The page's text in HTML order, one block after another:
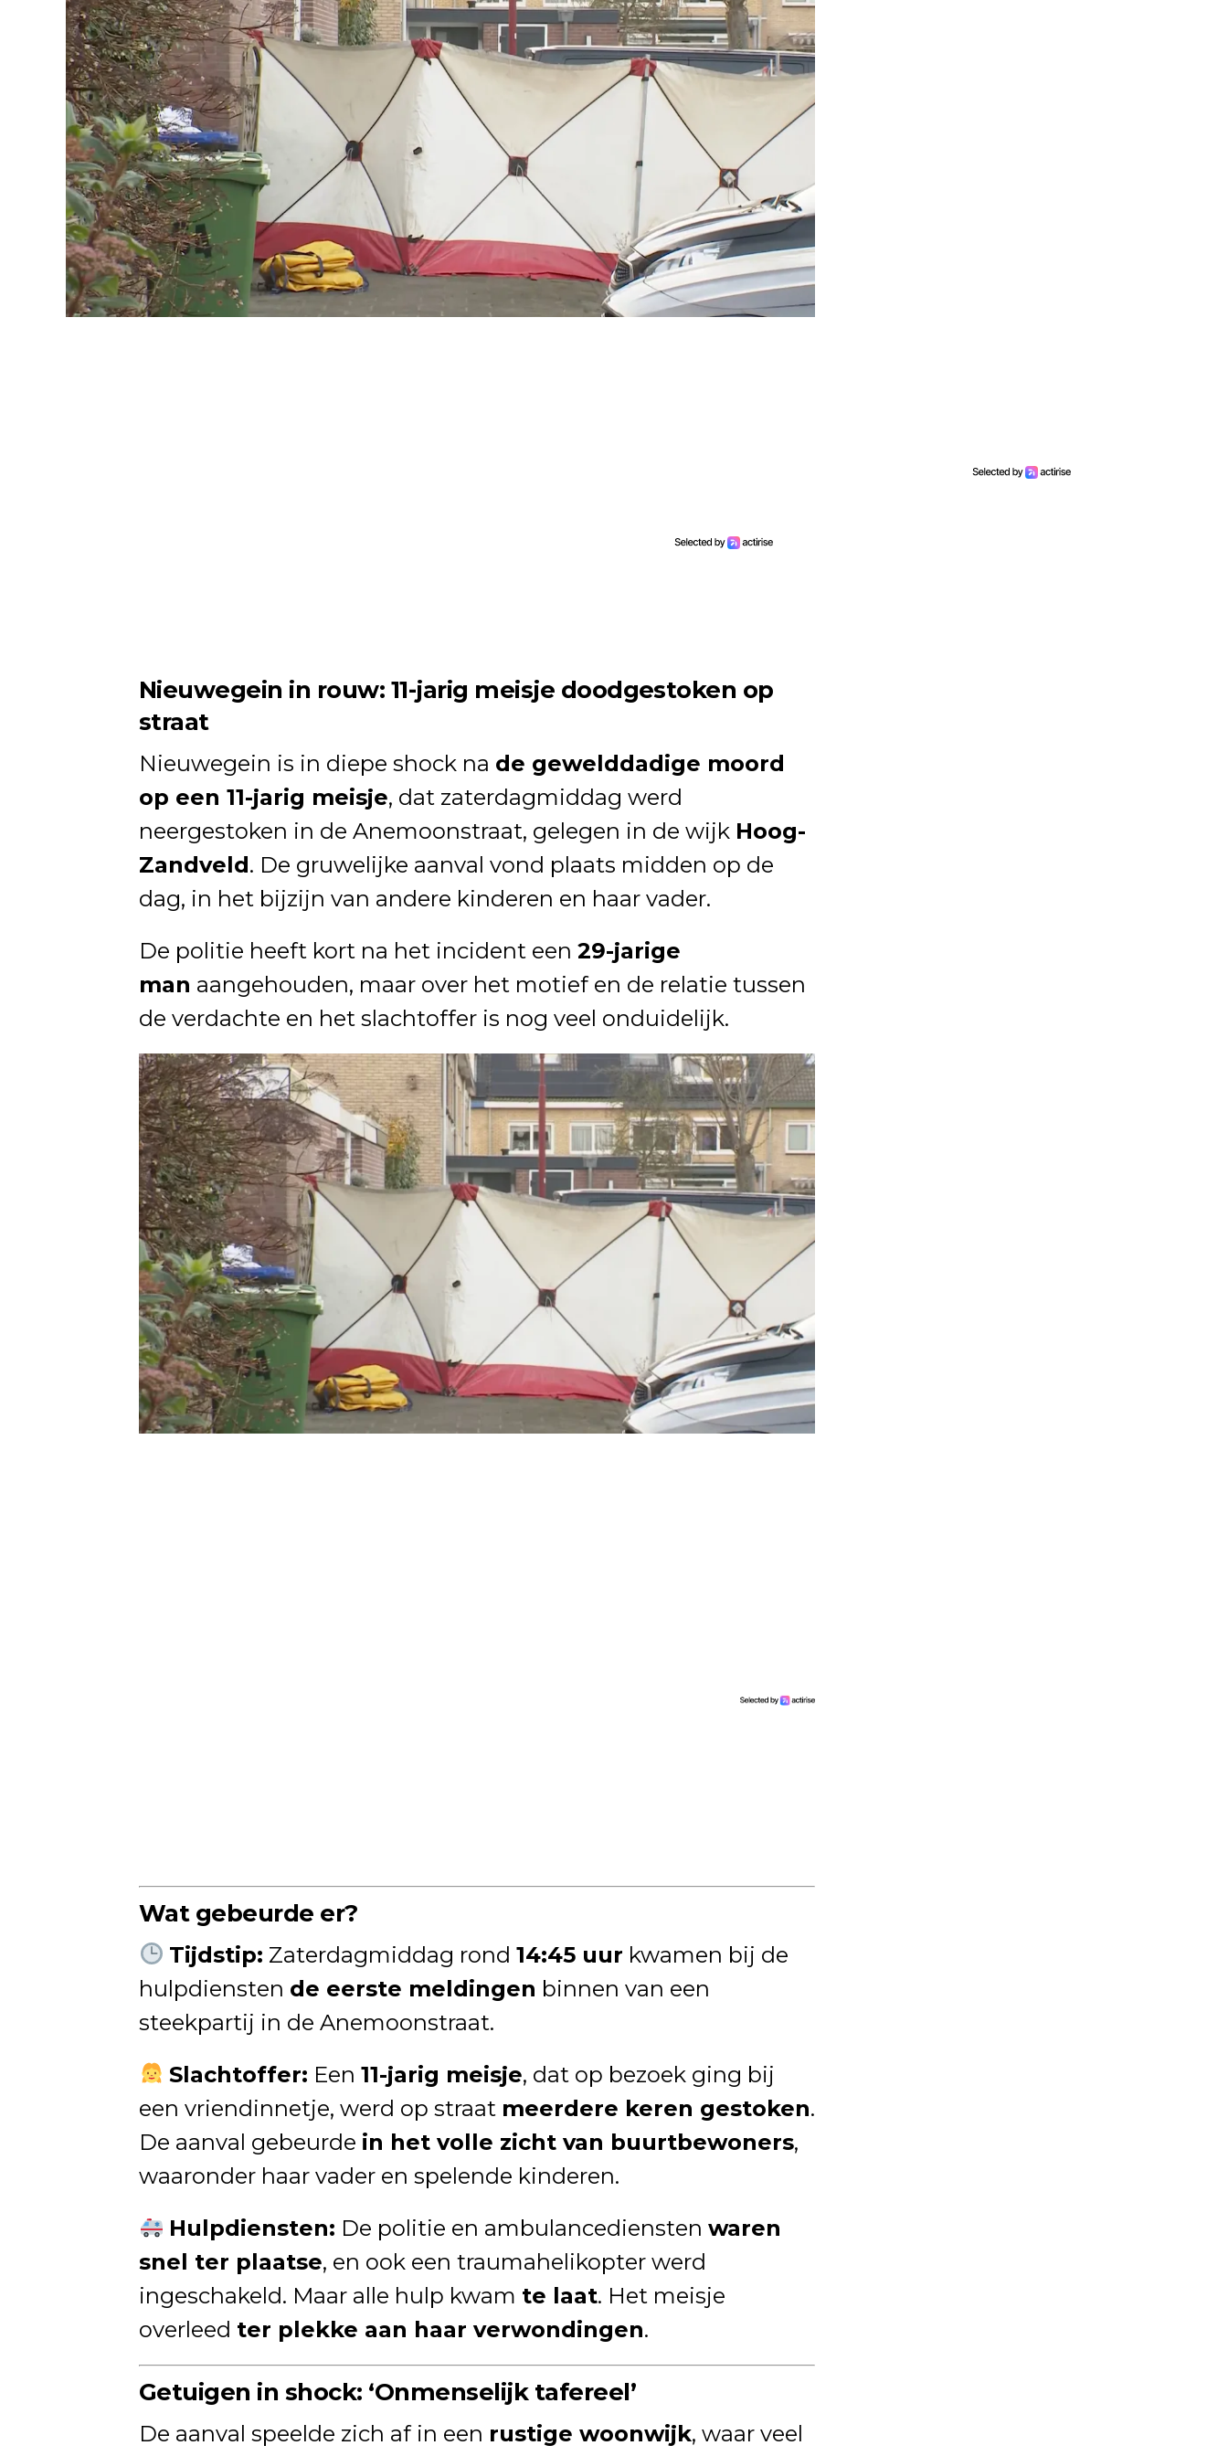
Nieuwegein in rouw: 11-jarig meisje doodgestoken op
straat
Nieuwegein is in diepe shock na de gewelddadige moord
op een 11-jarig meisje, dat zaterdagmiddag werd
neergestoken in de Anemoonstraat, gelegen in de wijk Hoog-
Zandveld. De gruwelijke aanval vond plaats midden op de
dag, in het bijzijn van andere kinderen en haar vader.
De politie heeft kort na het incident een 29-jarige
man aangehouden, maar over het motief en de relatie tussen
de verdachte en het slachtoffer is nog veel onduidelijk.
Wat gebeurde er?
Tijdstip: Zaterdagmiddag rond14:45 uur kwamen bij de
hulpdiensten de eerste meldingen binnen van een
steekpartij in de Anemoonstraat.
Slachtoffer: Een11-jarig meisje, dat op bezoek ging bij
een vriendinnetje, werd op straat meerdere keren gestoken.
De aanval gebeurde in het volle zicht van buurtbewoners,
waaronder haar vader en spelende kinderen.
Hulpdiensten: De politie en ambulancedienstenwaren
snel ter plaatse, en ook een traumahelikopter werd
ingeschakeld. Maar alle hulp kwam te laat. Het meisje
overleed ter plekke aan haar verwondingen.
Getuigen in shock: ‘Onmenselijk tafereel’
De aanval speelde zich af in een rustige woonwijk, waar veel